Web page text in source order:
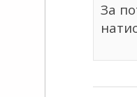
За